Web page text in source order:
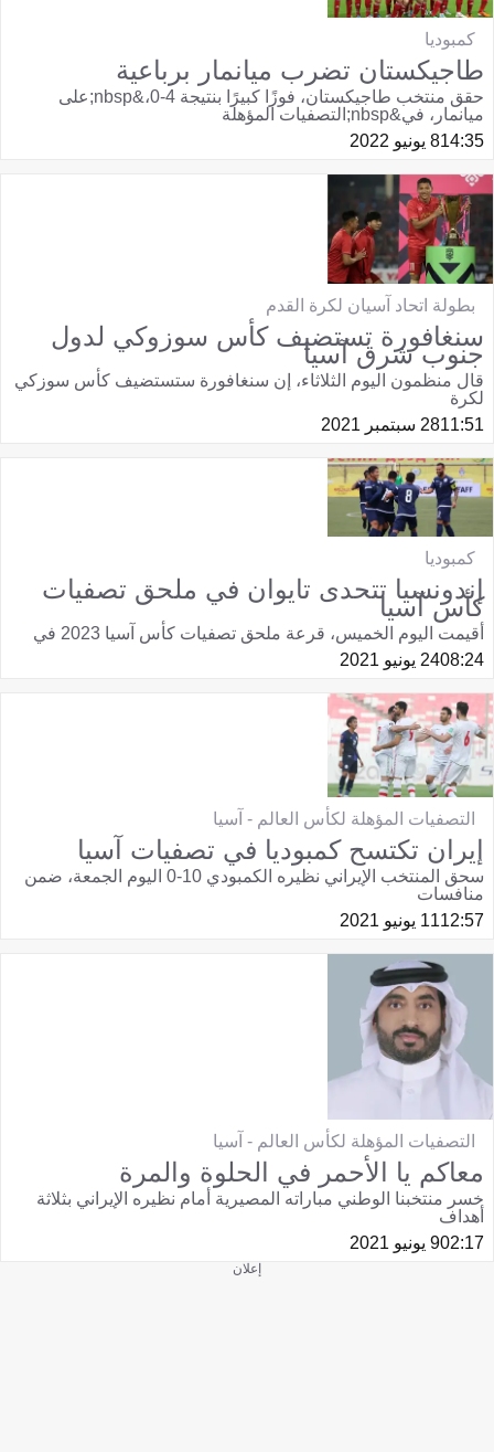
كمبوديا
طاجيكستان تضرب ميانمار برباعية
حقق منتخب طاجيكستان، فوزًا كبيرًا بنتيجة 4-0،&nbsp;على
ميانمار، في&nbsp;التصفيات المؤهلة
14:358 يونيو 2022
بطولة اتحاد آسيان لكرة القدم
سنغافورة تستضيف كأس سوزوكي لدول
جنوب شرق آسيا
قال منظمون اليوم الثلاثاء، إن سنغافورة ستستضيف كأس سوزكي
لكرة
11:5128 سبتمبر 2021
كمبوديا
إندونسيا تتحدى تايوان في ملحق تصفيات
كأس آسيا
أقيمت اليوم الخميس، قرعة ملحق تصفيات كأس آسيا 2023 في
08:2424 يونيو 2021
التصفيات المؤهلة لكأس العالم - آسيا
إيران تكتسح كمبوديا في تصفيات آسيا
سحق المنتخب الإيراني نظيره الكمبودي 10-0 اليوم الجمعة، ضمن
منافسات
12:5711 يونيو 2021
التصفيات المؤهلة لكأس العالم - آسيا
معاكم يا الأحمر في الحلوة والمرة
خسر منتخبنا الوطني مباراته المصيرية أمام نظيره الإيراني بثلاثة
أهداف
02:179 يونيو 2021
إعلان